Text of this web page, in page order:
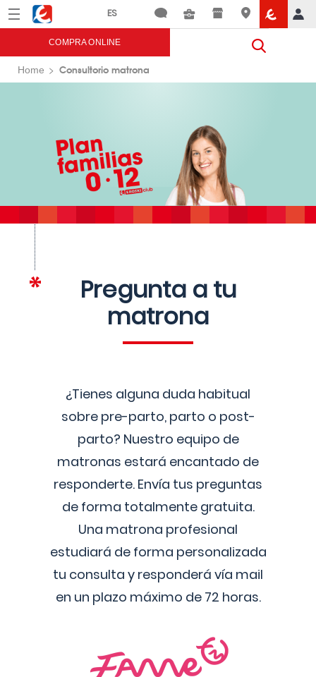
Menú Eroski
COMPRA ONLINE
Home Consultorio matrona
Pregunta a tu
matrona
¿Tienes alguna duda habitual
sobre pre-parto, parto o post-
parto? Nuestro equipo de
matronas estará encantado de
responderte. Envía tus preguntas
de forma totalmente gratuita.
Una matrona profesional
estudiará de forma personalizada
tu consulta y responderá vía mail
en un plazo máximo de 72 horas.